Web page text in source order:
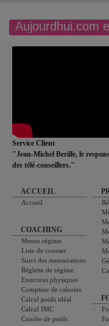
Aujourdhui.com
Service Client
"Jean-Michel Berille, le
des télé-conseillers."
ACCUEIL
Accueil
COACHING
Menus régime
Liste de courses
Suivi des mensurations
Réglette de régime
Exercices physiques
Compteur de calories
Calcul poids idéal
Calcul IMC
Courbe de poids